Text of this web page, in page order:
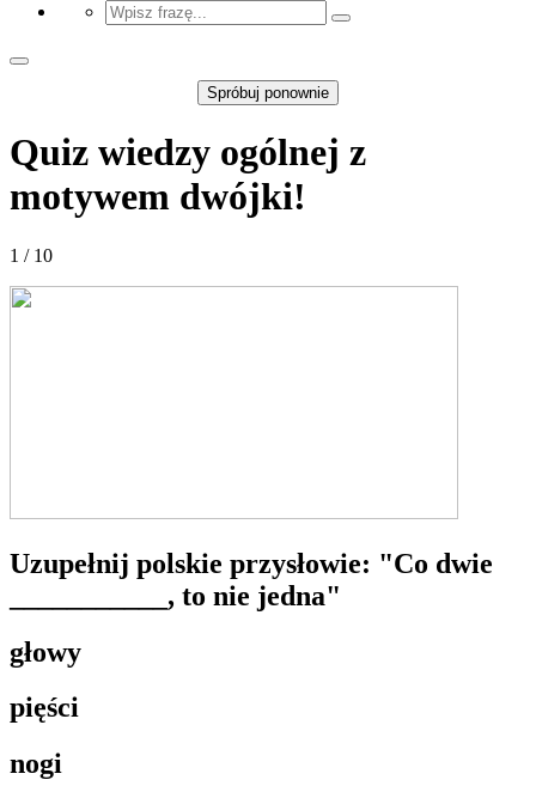
Spróbuj ponownie
Quiz wiedzy ogólnej z
motywem dwójki!
1 / 10
Uzupełnij polskie przysłowie: "Co dwie
___________, to nie jedna"
głowy
pięści
nogi